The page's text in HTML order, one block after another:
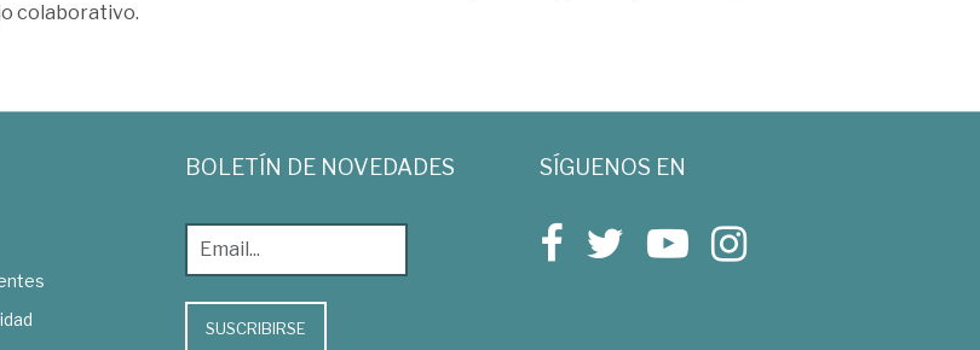
colaborativo.
BOLETÍN DE NOVEDADES
SUSCRIBIRSE
SÍGUENOS EN